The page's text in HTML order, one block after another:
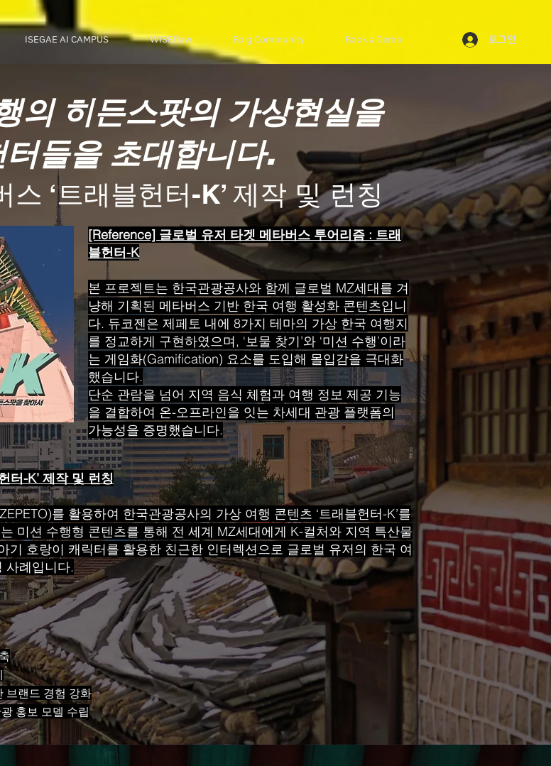
ISEGAE AI CAMPUS WISEflow Bolg Community Book a Demo 로그인
의 히든스팟의 가상현실을
들을 초대합니다.
‘트래블헌터-K’ 제작 및 런칭
[Reference] 글로벌 유저 타겟 메타버스 투어리즘 : 트래
블헌터-K
본 프로젝트는 한국관광공사와 함께 글로벌 MZ세대를 겨
냥해 기획된 메타버스 기반 한국 여행 활성화 콘텐츠입니
다. 듀코젠은 제페토 내에 8가지 테마의 가상 한국 여행지
를 정교하게 구현하였으며, ‘보물 찾기’와 ‘미션 수행’이라
는 게임화(Gamification) 요소를 도입해 몰입감을 극대화
했습니다.
단순 관람을 넘어 지역 음식 체험과 여행 정보 제공 기능
을 결합하여 온-오프라인을 잇는 차세대 관광 플랫폼의
가능성을 증명했습니다.
터-K’ 제작 및 런칭
를 활용하여 한국관광공사의 가상 여행 콘텐츠 ‘트래블헌터-K’를
미션 수행형 콘텐츠를 통해 전 세계 MZ세대에게 K-컬처와 지역 특산물
기 호랑이 캐릭터를 활용한 친근한 인터렉션으로 글로벌 유저의 한국 여
사례입니다.
브랜드 경험 강화
홍보 모델 수립